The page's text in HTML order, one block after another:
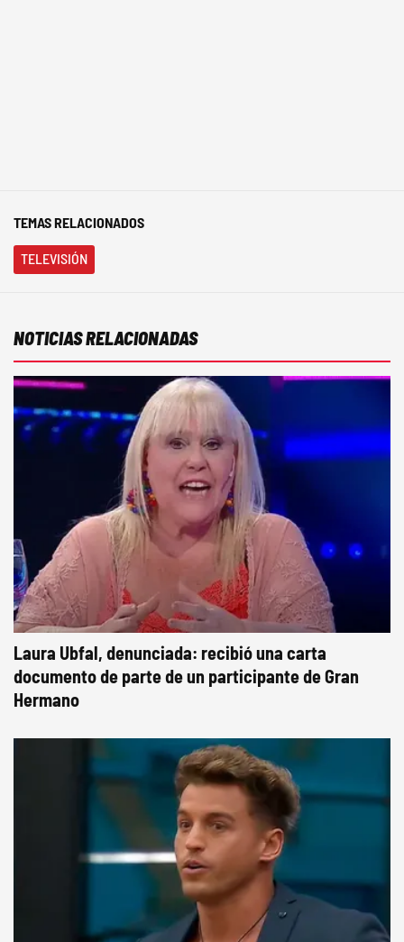
TEMAS RELACIONADOS
TELEVISIÓN
NOTICIAS RELACIONADAS
Laura Ubfal, denunciada: recibió una carta
documento de parte de un participante de Gran
Hermano